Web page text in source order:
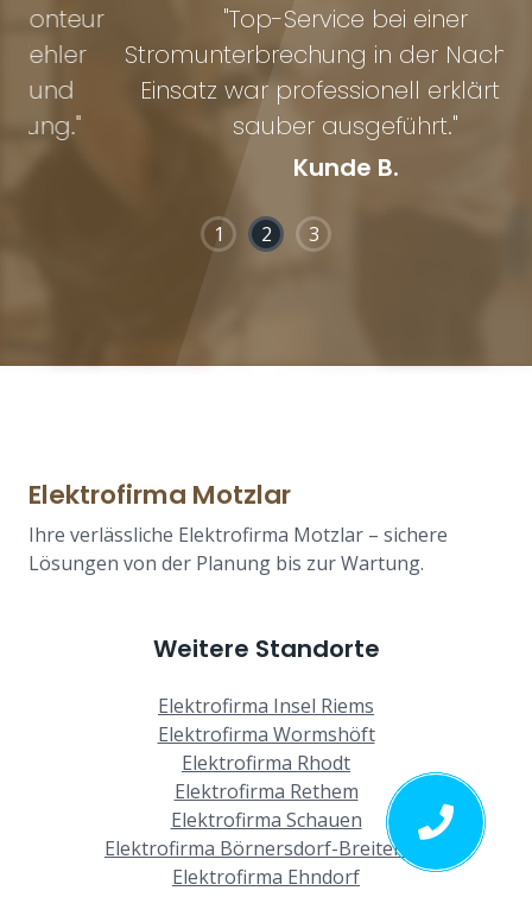
"Top-Service bei einer
Stromunterbrechung in der Nacht. Der
Einsatz war professionell erklärt und
sauber ausgeführt."
Kunde B.
1 2 3
Elektrofirma Motzlar
Ihre verlässliche Elektrofirma Motzlar – sichere
Lösungen von der Planung bis zur Wartung.
Weitere Standorte
Elektrofirma Insel Riems
Elektrofirma Wormshöft
Elektrofirma Rhodt
Elektrofirma Rethem
Elektrofirma Schauen
Elektrofirma Börnersdorf-Breitenau
Elektrofirma Ehndorf